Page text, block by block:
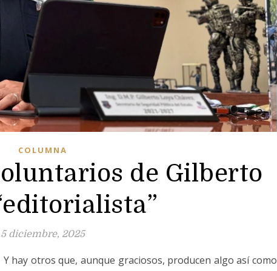
COLUMNA
de Gilberto
5 diciembre, 2025
hay otros que, aunque graciosos, producen algo así como